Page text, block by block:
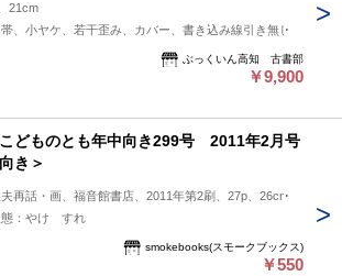
21cm
、小ヤケ、若干歪み、カバー、書き込み線引き無し
ぶっくいん高知 古書部
￥9,900
どものとも年中向き299号 2011年2月号
き＞
再話・画、福音館書店、2011年第2刷、27p、26cm
態：やけ すれ
smokebooks(スモークブックス)
￥550